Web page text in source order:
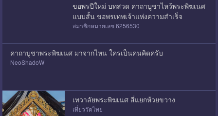
ขอพรปีใหม่ บทสวด คาถาบูชาไหว้พระพิฆเนศ
แบบสั้น ขอพรเทพเจ้าแห่งความสำเร็จ
สมาชิกหมายเลข 6256530
คาถาบูชาพระพิฆเนศ มาจากไหน ใครเป็นคนคิดครับ
NeoShadoW
เทวาลัยพระพิฆเนศ สี่แยกห้วยขวาง
เที่ยววัดไทย